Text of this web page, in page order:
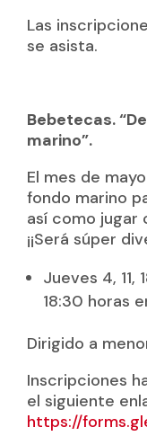
Las
se asista.
Bebetecas.
marino”.
El mes de
fondo marino
así como jugar
¡¡Será súper
Jueves 4, 11,
18:30 horas
Dirigido a
Inscripciones
el siguiente
https://